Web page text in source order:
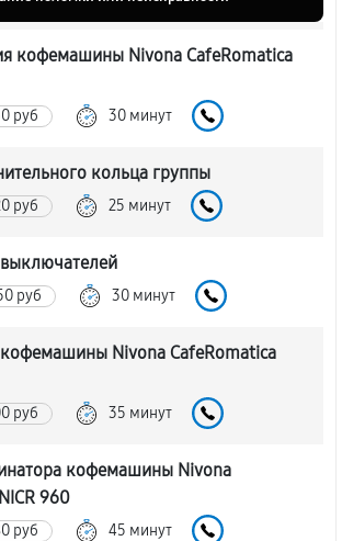
кофемашины Nivona CafeRomatica
руб 30 минут
кольца группы
руб 25 минут
руб 30 минут
Nivona CafeRomatica
руб 35 минут
кофемашины Nivona
960
руб 45 минут